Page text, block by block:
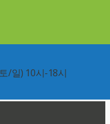
/일) 10시-18시